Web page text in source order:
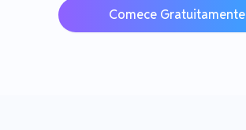
Comece Gratuitamente